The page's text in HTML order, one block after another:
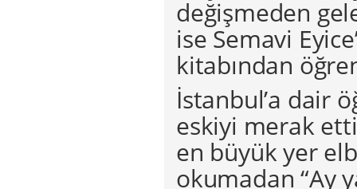
değişmeden
ise Semavi
kitabından
İstanbul’a dair
eskiyi merak
en büyük yer
okumadan “Ay